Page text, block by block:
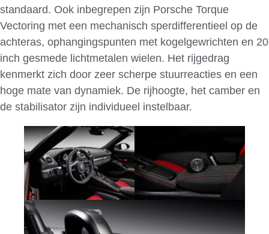
standaard. Ook inbegrepen zijn Porsche Torque
Vectoring met een mechanisch sperdifferentieel op de
achteras, ophangingspunten met kogelgewrichten en 20
inch gesmede lichtmetalen wielen. Het rijgedrag
kenmerkt zich door zeer scherpe stuurreacties en een
hoge mate van dynamiek. De rijhoogte, het camber en
de stabilisator zijn individueel instelbaar.